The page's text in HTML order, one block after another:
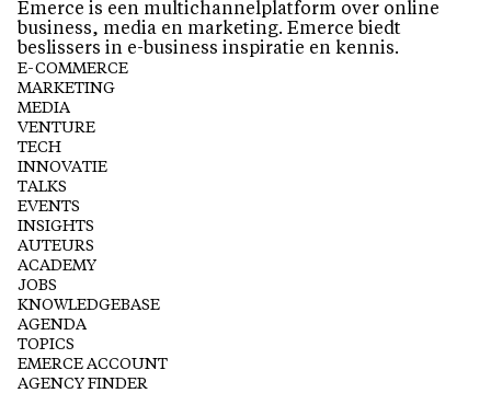
Emerce is een multichannelplatform over online
business, media en marketing. Emerce biedt
beslissers in e-business inspiratie en kennis.
E-COMMERCE
MARKETING
MEDIA
VENTURE
TECH
INNOVATIE
TALKS
EVENTS
INSIGHTS
AUTEURS
ACADEMY
JOBS
KNOWLEDGEBASE
AGENDA
TOPICS
EMERCE ACCOUNT
AGENCY FINDER